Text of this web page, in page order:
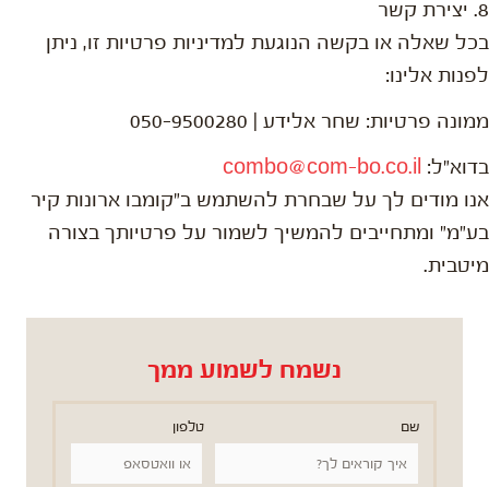
8. יצירת קשר
בכל שאלה או בקשה הנוגעת למדיניות פרטיות זו, ניתן
לפנות אלינו:
ממונה פרטיות: שחר אלידע | 050-9500280
בדוא"ל: combo@com-bo.co.il
אנו מודים לך על שבחרת להשתמש ב"קומבו ארונות קיר
בע"מ" ומתחייבים להמשיך לשמור על פרטיותך בצורה
מיטבית.
נשמח לשמוע ממך
שם טלפון